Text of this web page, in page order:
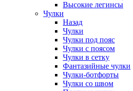
Высокие легинсы
Чулки
Назад
Чулки
Чулки под пояс
Чулки с поясом
Чулки в сетку
Фантазийные чулки
Чулки-ботфорты
Чулки со швом